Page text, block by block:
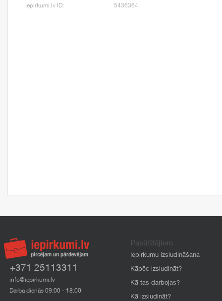
Iepirkumi.lv ID: 5436364
+371 25113311
info@iepirkumi.lv
Darba dienās 09:00 - 18:00
Pasūtītājiem
Iepirkumu izsludināšana
Kāpēc izsludināt?
Kā tas darbojas?
Kā izsludināt?